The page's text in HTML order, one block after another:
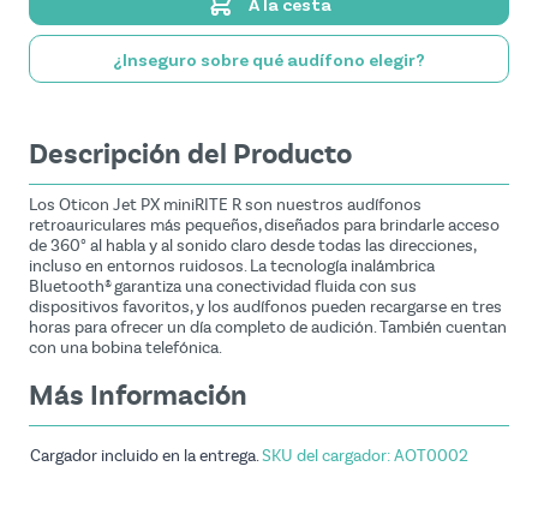
¿Inseguro sobre qué audífono elegir?
Descripción del Producto
Los Oticon Jet PX miniRITE R son nuestros audífonos
retroauriculares más pequeños, diseñados para brindarle acceso
de 360° al habla y al sonido claro desde todas las direcciones,
incluso en entornos ruidosos. La tecnología inalámbrica
Bluetooth® garantiza una conectividad fluida con sus
dispositivos favoritos, y los audífonos pueden recargarse en tres
horas para ofrecer un día completo de audición. También cuentan
con una bobina telefónica.
Más Información
Cargador incluido en la entrega.SKU del cargador: AOT0002